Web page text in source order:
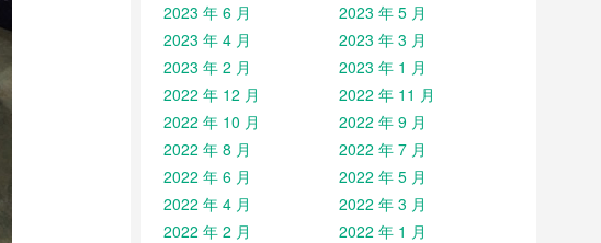
2023 年 6 月
2023 年 5 月
2023 年 4 月
2023 年 3 月
2023 年 2 月
2023 年 1 月
2022 年 12 月
2022 年 11 月
2022 年 10 月
2022 年 9 月
2022 年 8 月
2022 年 7 月
2022 年 6 月
2022 年 5 月
2022 年 4 月
2022 年 3 月
2022 年 2 月
2022 年 1 月